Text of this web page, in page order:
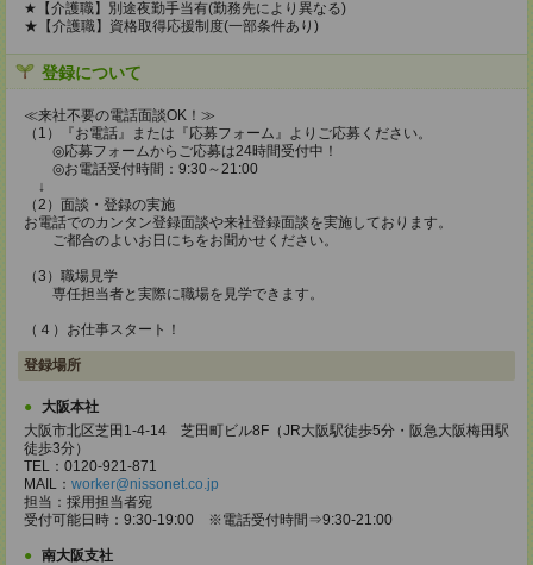
★【介護職】別途夜勤手当有(勤務先により異なる)
★【介護職】資格取得応援制度(一部条件あり)
登録について
≪来社不要の電話面談OK！≫
（1）『お電話』または『応募フォーム』よりご応募ください。
◎応募フォームからご応募は24時間受付中！
◎お電話受付時間：9:30～21:00
↓
（2）面談・登録の実施
お電話でのカンタン登録面談や来社登録面談を実施しております。
ご都合のよいお日にちをお聞かせください。
（3）職場見学
専任担当者と実際に職場を見学できます。
（４）お仕事スタート！
登録場所
大阪本社
大阪市北区芝田1-4-14 芝田町ビル8F（JR大阪駅徒歩5分・阪急大阪梅田駅
徒歩3分）
TEL：0120-921-871
MAIL： worker@nissonet.co.jp
担当：採用担当者宛
受付可能日時：9:30-19:00 ※電話受付時間⇒9:30-21:00
南大阪支社